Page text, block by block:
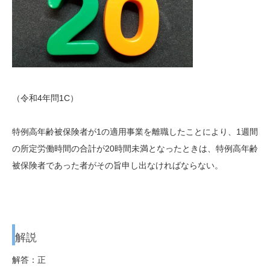
（令和4年問1C）
特例高年齢被保険者が1の適用事業を離職したことにより、1週間
の所定労働時間の合計が20時間未満となったときは、特例高年齢
被保険者であった者がその旨申し出なければならない。
解説
解答：正